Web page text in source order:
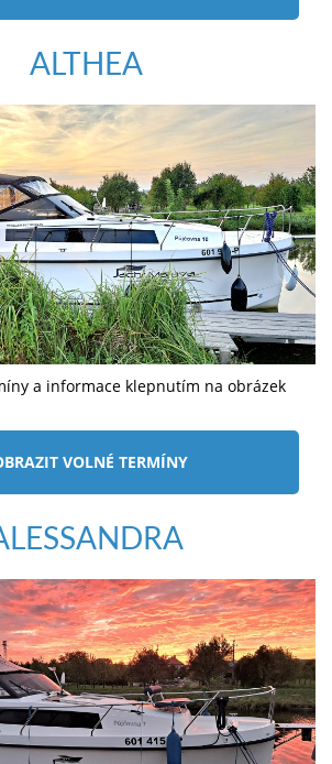
ALTHEA
a informace klepnutím na obrázek
VOLNÉ TERMÍNY